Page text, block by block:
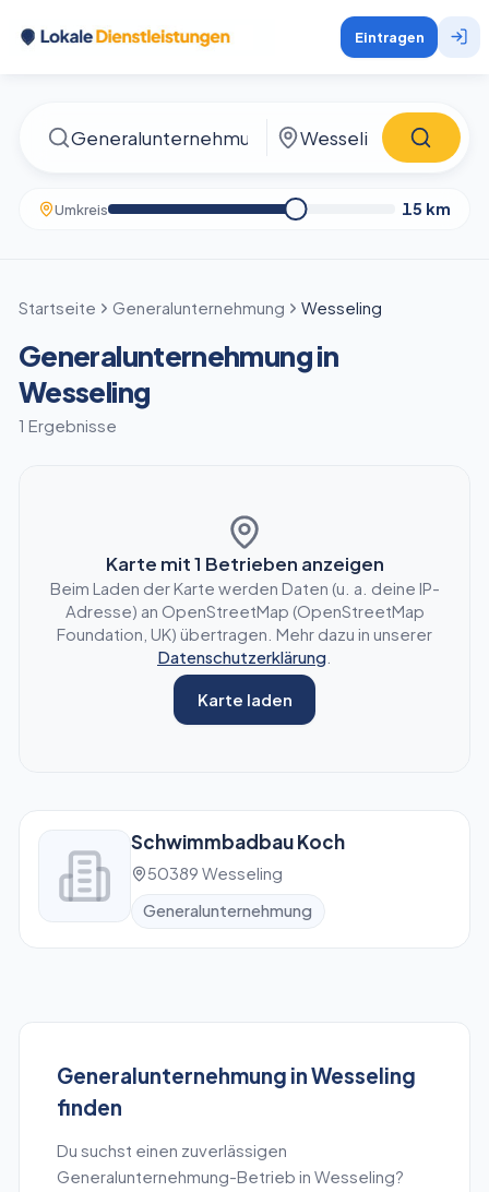
Eintragen
Umkreis 15 km
Startseite Generalunternehmung Wesseling
Generalunternehmung in
Wesseling
1 Ergebnisse
Karte mit1 Betrieben anzeigen
Beim Laden der Karte werden Daten (u. a. deine IP-
Adresse) an OpenStreetMap (OpenStreetMap
Foundation, UK) übertragen. Mehr dazu in unserer
Datenschutzerklärung
Karte laden
Schwimmbadbau Koch
50389 Wesseling
Generalunternehmung
Generalunternehmung inWesseling
finden
Du suchst einen zuverlässigen
Generalunternehmung-Betrieb in Wesseling?